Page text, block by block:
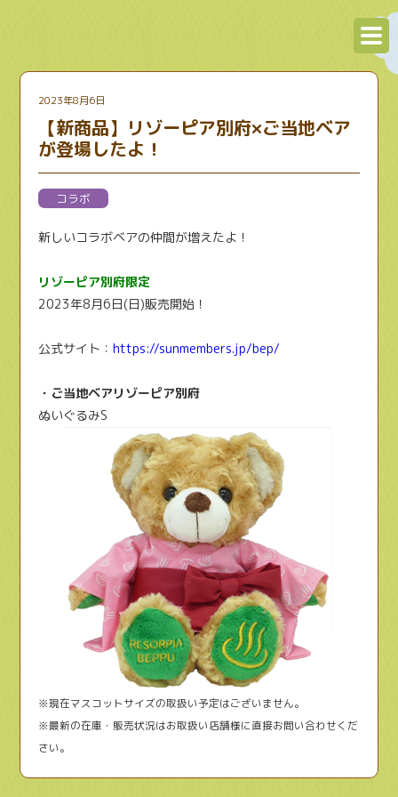
2023年8月6日
【新商品】リゾーピア別府×ご当地ベア
が登場したよ！
コラボ
新しいコラボベアの仲間が増えたよ！
リゾーピア別府限定
2023年8月6日(日)販売開始！
公式サイト：https://sunmembers.jp/bep/
・ご当地ベアリゾーピア別府
ぬいぐるみS
※現在マスコットサイズの取扱い予定はございません。
※最新の在庫・販売状況はお取扱い店舗様に直接お問い合わせくだ
さい。